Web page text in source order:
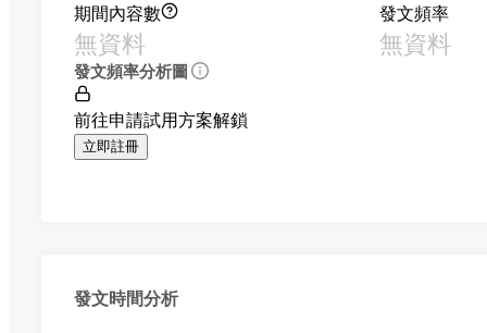
期間內容數
無資料
發文頻率
無資料
發文頻率分析圖
前往申請試用方案解鎖
立即註冊
發文時間分析